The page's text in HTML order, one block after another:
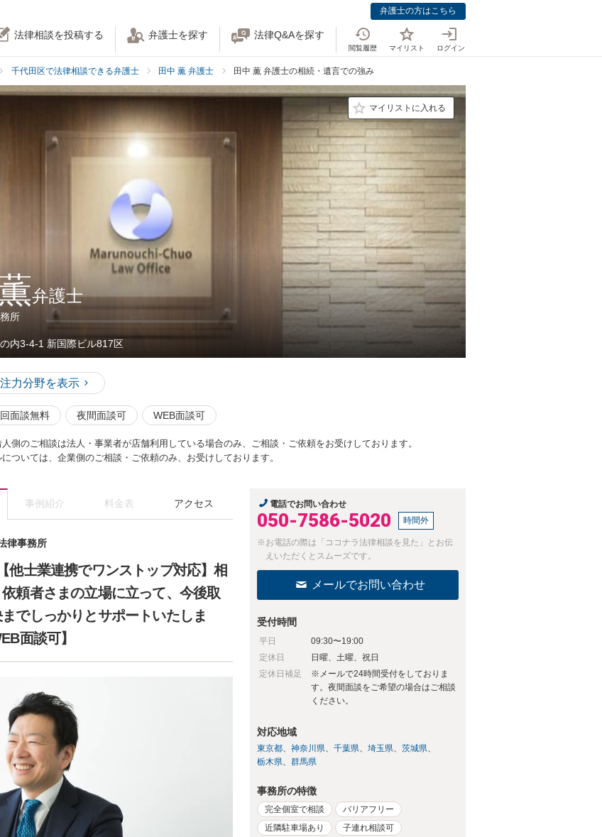
弁護士の方はこちら
法律相談を投稿する 弁護士を探す 法律Q&Aを探す
閲覧履歴 マイリスト ログイン
千代田区で法律相談できる弁護士 田中 薫 弁護士 田中 薫 弁護士の相続・遺言での強み
マイリストに入れる
弁護士
所
内3-4-1 新国際ビル817区
力分野を表示
面談無料 夜間面談可 WEB面談可
側のご相談は法人・事業者が店舗利用している場合のみ、ご相談・ご依頼をお受けしております。
ついては、企業側のご相談・ご依頼のみ、お受けしております。
事例紹介 料金表 アクセス
律事務所
他士業連携でワンストップ対応】相
頼者さまの立場に立って、今後取
でしっかりとサポートいたしま
面談可】
電話でお問い合わせ
050-7586-5020 時間外
※お電話の際は「ココナラ法律相談を見た」とお伝
えいただくとスムーズです。
メールでお問い合わせ
受付時間
平日
09:30〜19:00
定休日
日曜、土曜、祝日
定休日補足
※メールで24時間受付をしておりま
す。夜間面談をご希望の場合はご相談
ください。
対応地域
東京都 神奈川県 千葉県 埼玉県
茨城県
栃木県
群馬県
事務所の特徴
完全個室で相談
バリアフリー
近隣駐車場あり
子連れ相談可